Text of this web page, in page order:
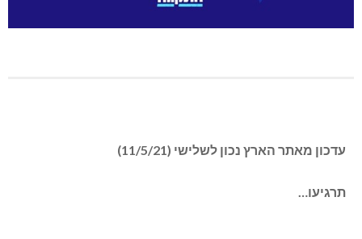
עדכון מאתר הארץ נכון לשלישי (11/5/21)
תרגיעו…